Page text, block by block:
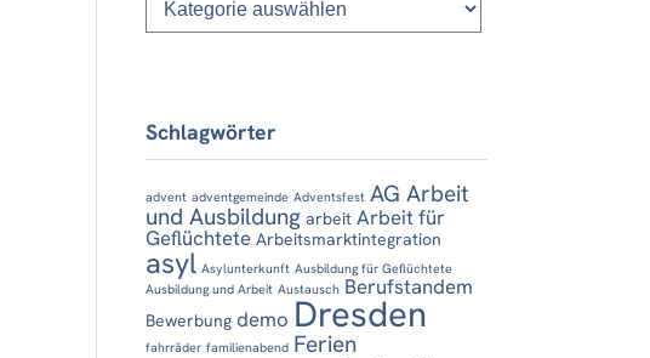
Schlagwörter
advent adventgemeinde Adventsfest AG Arbeit
und Ausbildung arbeit Arbeit für
Geflüchtete Arbeitsmarktintegration
asyl Asylunterkunft Ausbildung für Geflüchtete
Ausbildung und Arbeit Austausch Berufstandem
Bewerbung demo Dresden
fahrräder familienabend Ferien